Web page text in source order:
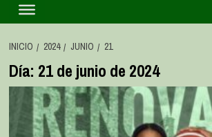
INICIO 2024 JUNIO 21
Día: 21 de junio de 2024